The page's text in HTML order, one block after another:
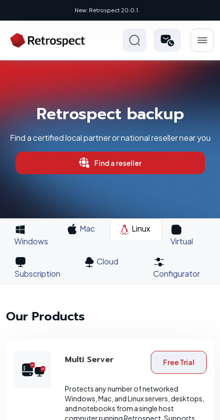
New: Retrospect 20.0.1
Retrospect backup
Find a certified local partner or national reseller near you
Find a reseller
Windows
Mac
Linux
Virtual
Subscription
Cloud
Configurator
Our Products
Multi Server Free Trial
Protects any number of networked
Windows, Mac, and Linux servers, desktops,
and notebooks from a single host